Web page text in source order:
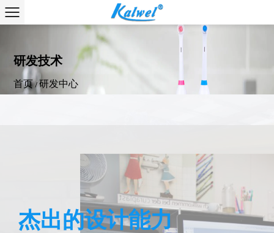
研发技术
首页/研发中心
杰出的设计能力